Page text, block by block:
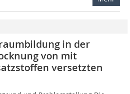
in der
von mit
versetzten